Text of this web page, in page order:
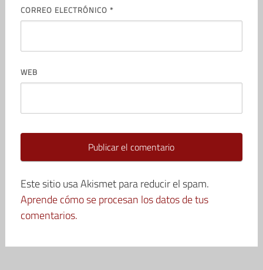
CORREO ELECTRÓNICO *
WEB
Este sitio usa Akismet para reducir el spam.
Aprende cómo se procesan los datos de tus
comentarios.